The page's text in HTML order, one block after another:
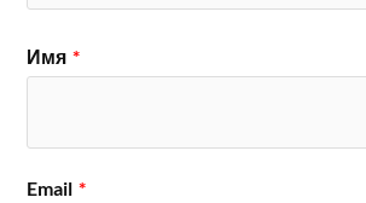
Имя *
Email *